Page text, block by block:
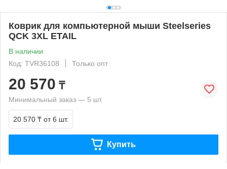
Коврик для компьютерной мыши Steelseries
QCK 3XL ETAIL
В наличии
Код: TVR36108
Только опт
20 570 ₸
Минимальный заказ — 5 шт.
20 570 ₸ от 6 шт.
Купить